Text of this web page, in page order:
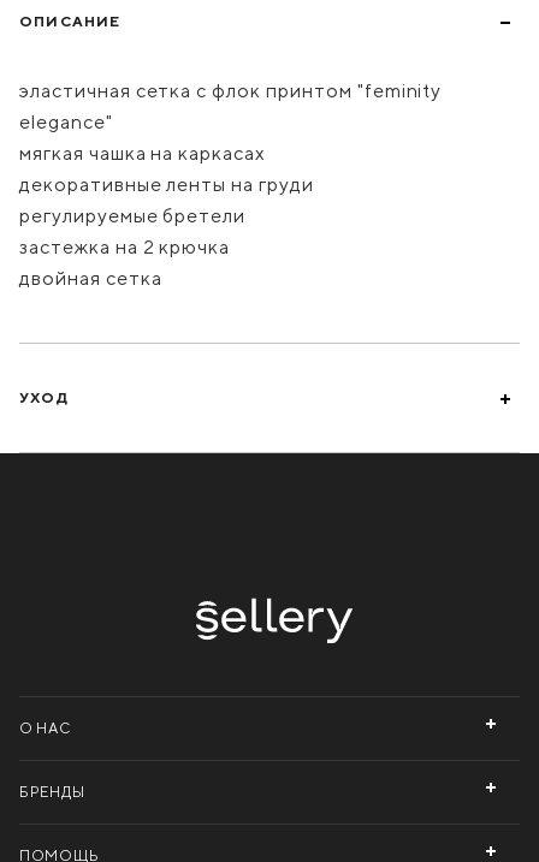
ОПИСАНИЕ
эластичная сетка с флок принтом "feminity
elegance"
мягкая чашка на каркасах
декоративные ленты на груди
регулируемые бретели
застежка на 2 крючка
двойная сетка
УХОД
О НАС
БРЕНДЫ
ПОМОЩЬ